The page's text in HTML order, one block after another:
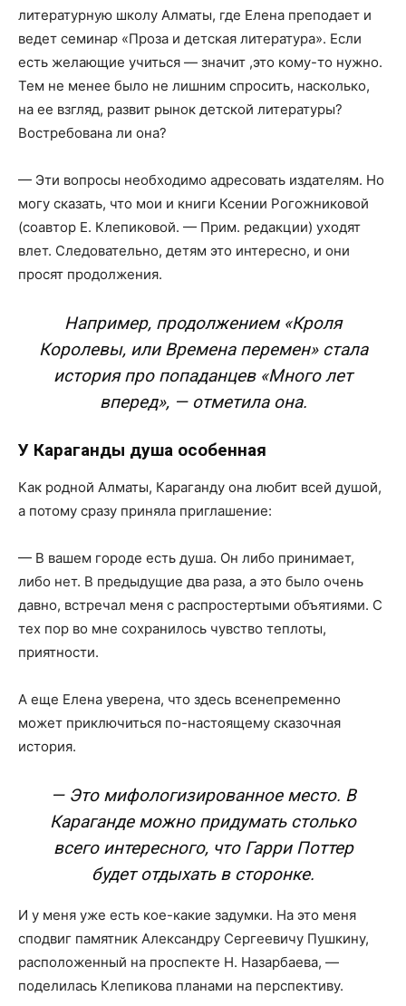
литературную школу Алматы, где Елена преподает и
ведет семинар «Проза и детская литература». Если
есть желающие учиться — значит ,это кому-то нужно.
Тем не менее было не лишним спросить, насколько,
на ее взгляд, развит рынок детской литературы?
Востребована ли она?
— Эти вопросы необходимо адресовать издателям. Но
могу сказать, что мои и книги Ксении Рогожниковой
(соавтор Е. Клепиковой. — Прим. редакции) уходят
влет. Следовательно, детям это интересно, и они
просят продолжения.
Например, продолжением «Кроля
Королевы, или Времена перемен» стала
история про попаданцев «Много лет
вперед», — отметила она.
У Караганды душа особенная
Как родной Алматы, Караганду она любит всей душой,
а потому сразу приняла приглашение:
— В вашем городе есть душа. Он либо принимает,
либо нет. В предыдущие два раза, а это было очень
давно, встречал меня с распростертыми объятиями. С
тех пор во мне сохранилось чувство теплоты,
приятности.
А еще Елена уверена, что здесь всенепременно
может приключиться по-настоящему сказочная
история.
— Это мифологизированное место. В
Караганде можно придумать столько
всего интересного, что Гарри Поттер
будет отдыхать в сторонке.
И у меня уже есть кое-какие задумки. На это меня
сподвиг памятник Александру Сергеевичу Пушкину,
расположенный на проспекте Н. Назарбаева, —
поделилась Клепикова планами на перспективу.